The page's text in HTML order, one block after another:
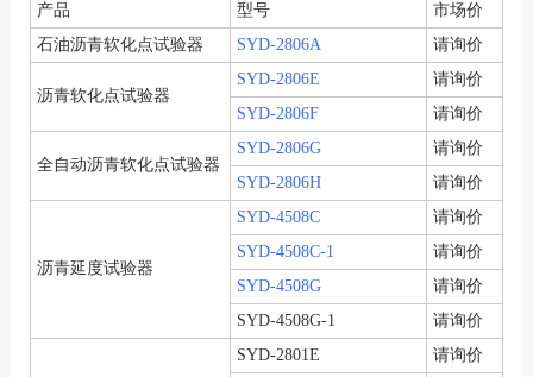
产品 型号
市场价
石油沥青软化点试验器
SYD-2806A 请询价
沥青软化点试验器
SYD-2806E
请询价
SYD-2806F
请询价
全自动沥青软化点试验器
SYD-2806G
请询价
SYD-2806H
请询价
沥青延度试验器
SYD-4508C
请询价
SYD-4508C-1
请询价
SYD-4508G
请询价
SYD-4508G-1
请询价
SYD-2801E
请询价